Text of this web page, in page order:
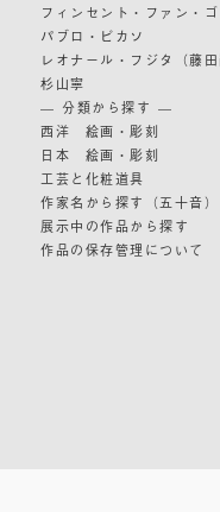
フィンセント・ファン・
パブロ・ピカソ
レオナール・フジタ（藤田
杉山寧
— 分類から探す —
西洋 絵画・彫刻
日本 絵画・彫刻
工芸と化粧道具
作家名から探す（五十音）
展示中の作品から探す
作品の保存管理について